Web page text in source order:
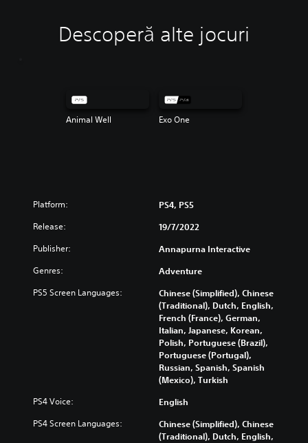
Descoperă alte jocuri
Animal Well Exo One
Platform: PS4, PS5
Release: 19/7/2022
Publisher: Annapurna Interactive
Genres: Adventure
PS5 Screen Languages:
Chinese (Simplified), Chinese
(Traditional), Dutch, English,
French (France), German,
Italian, Japanese, Korean,
Polish, Portuguese (Brazil),
Portuguese (Portugal),
Russian, Spanish, Spanish
(Mexico), Turkish
PS4 Voice: English
PS4 Screen Languages:
Chinese (Simplified), Chinese
(Traditional), Dutch, English,